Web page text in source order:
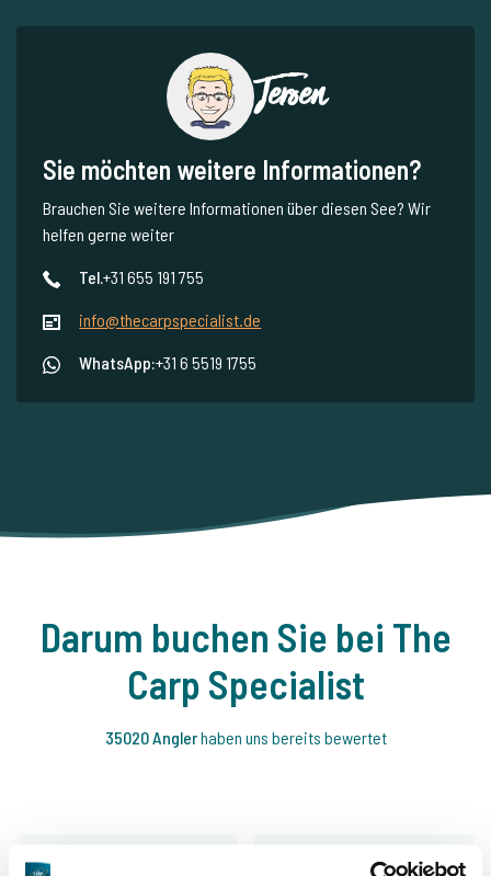
Jeroen
Sie möchten weitere Informationen?
Brauchen Sie weitere Informationen über diesen See? Wir
helfen gerne weiter
Tel.+31 655 191 755
info@thecarpspecialist.de
WhatsApp:+31 6 5519 1755
Darum buchen Sie bei The
Carp Specialist
35020 Anglerhaben uns bereits bewertet